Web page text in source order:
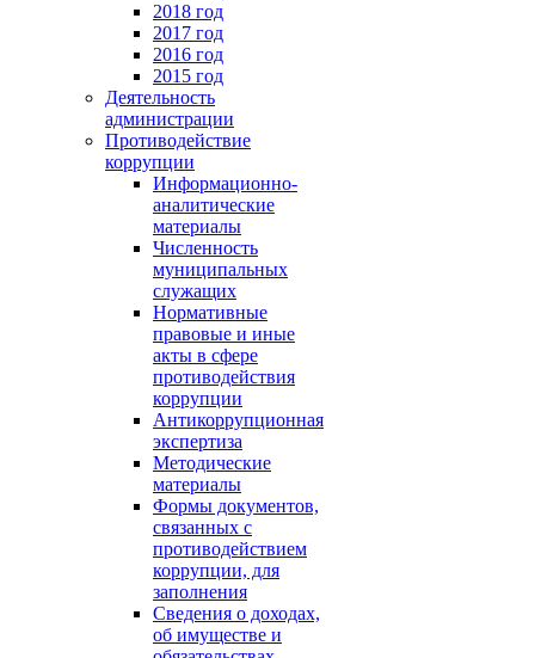
2018 год
2017 год
2016 год
2015 год
Деятельность
администрации
Противодействие
коррупции
Информационно-
аналитические
материалы
Численность
муниципальных
служащих
Нормативные
правовые и иные
акты в сфере
противодействия
коррупции
Антикоррупционная
экспертиза
Методические
материалы
Формы документов,
связанных с
противодействием
коррупции, для
заполнения
Сведения о доходах,
об имуществе и